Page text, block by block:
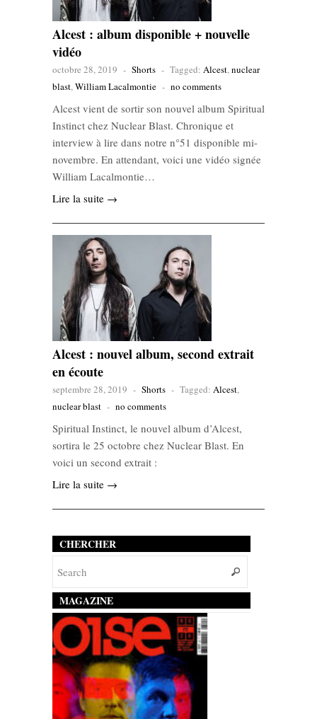
Alcest : album disponible + nouvelle
vidéo
octobre 28, 2019 - Shorts - Tagged: Alcest,nuclear
blast,William Lacalmontie - no comments
Alcest vient de sortir son nouvel album Spiritual
Instinct chez Nuclear Blast. Chronique et
interview à lire dans notre n°51 disponible mi-
novembre. En attendant, voici une vidéo signée
William Lacalmontie…
Lire la suite →
Alcest : nouvel album, second extrait
en écoute
septembre 28, 2019 - Shorts - Tagged: Alcest,
nuclear blast - no comments
Spiritual Instinct, le nouvel album d’Alcest,
sortira le 25 octobre chez Nuclear Blast. En
voici un second extrait :
Lire la suite →
CHERCHER
MAGAZINE